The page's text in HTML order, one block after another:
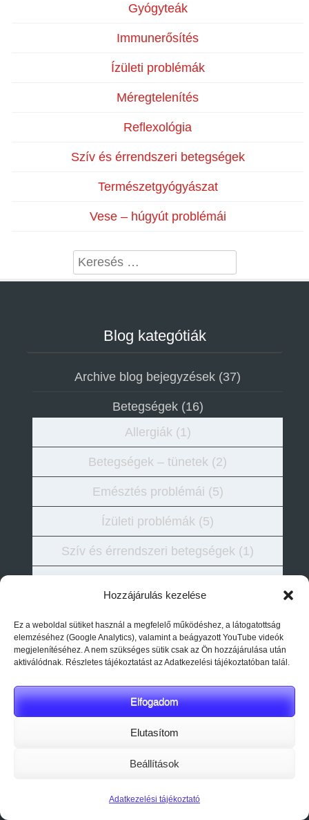
Hozzájárulás kezelése
Ez a weboldal sütiket használ a megfelelő működéshez, a látogatottság
elemzéséhez (Google Analytics), valamint a beágyazott YouTube videók
megjelenítéséhez. A nem szükséges sütik csak az Ön hozzájárulása után
aktiválódnak. Részletes tájékoztatást az Adatkezelési tájékoztatóban talál.
Elfogadom
Elutasítom
Beállítások
Adatkezelési tájékoztató
Gyógyteák
Immunerősítés
Ízületi problémák
Méregtelenítés
Reflexológia
Szív és érrendszeri betegségek
Természetgyógyászat
Vese – húgyút problémái
Search
Blog kategótiák
Archive blog bejegyzések (37)
Betegségek(16)
Allergiák (1)
Betegségek – tünetek (2)
Emésztés problémái (5)
Ízületi problémák (5)
Szív és érrendszeri betegségek (1)
Egészségmegőrzés(12)
Életmód(4)
Gyerekek egészsége(2)
Immunerősítés
Méregtelenítés
Gyógynövények (21)